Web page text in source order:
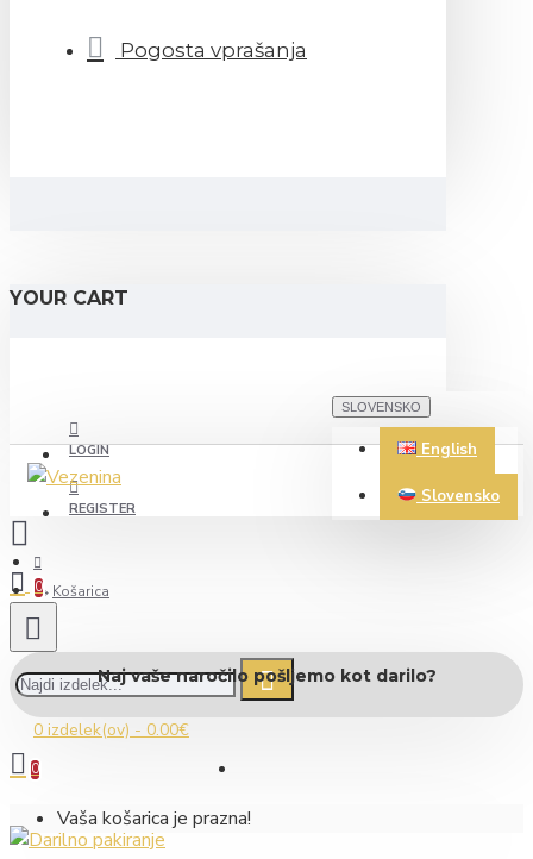
Pogosta vprašanja
YOUR CART
LOGIN
REGISTER
SLOVENSKO
English
Slovensko
0
0 izdelek(ov) - 0.00€
0
Vaša košarica je prazna!
Košarica
Naj vaše naročilo pošljemo kot darilo?